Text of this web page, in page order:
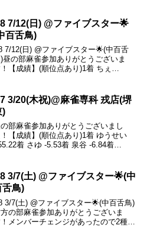
7/12(日) @ファイブスター🌟
百舌鳥)
7/12(日) @ファイブスター🌟(中百舌
昼の部麻雀参加ありがとうございま
【成績】(順位点あり)1着 ちぇ
はちぇさ...
3/20(木祝)@麻雀専科 戎店(堺
)
部麻雀参加ありがとうございまし
【成績】(順位点あり)1着 ゆうせい
着 さゆ -5.53着 泉谷 -6.84着
とうございます🎉...
3/7(土) @ファイブスター🌟(中
舌鳥)
3/7(土) @ファイブスター🌟(中百舌鳥)
の部麻雀参加ありがとうございま
メンバーチェンジがあったので2種類